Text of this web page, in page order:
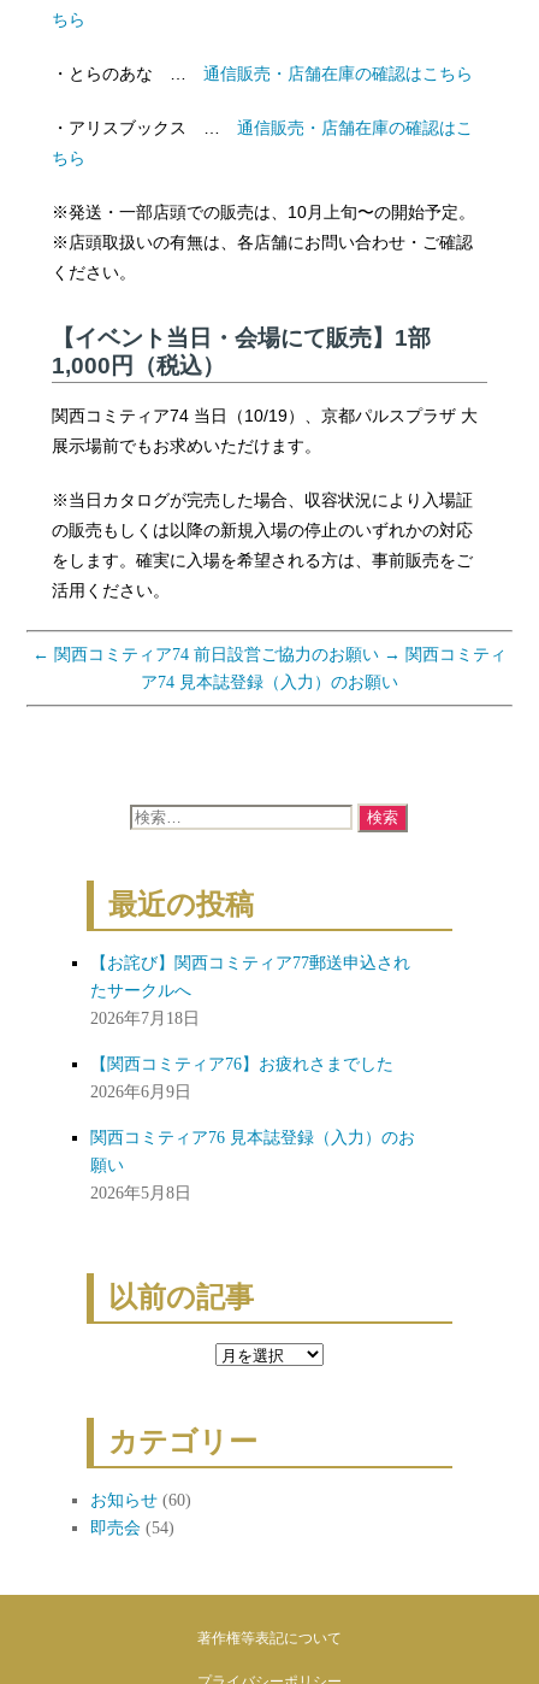
ちら
・とらのあな … 通信販売・店舗在庫の確認はこちら
・アリスブックス … 通信販売・店舗在庫の確認はこ
ちら
※発送・一部店頭での販売は、10月上旬〜の開始予定。
※店頭取扱いの有無は、各店舗にお問い合わせ・ご確認
ください。
【イベント当日・会場にて販売】 1部
1,000円（税込）
関西コミティア74 当日（10/19）、京都パルスプラザ 大
展示場前でもお求めいただけます。
※当日カタログが完売した場合、収容状況により入場証
の販売もしくは以降の新規入場の停止のいずれかの対応
をします。確実に入場を希望される方は、事前販売をご
活用ください。
← 関西コミティア74 前日設営ご協力のお願い → 関西コミティ
ア74 見本誌登録（入力）のお願い
検
象:
最近の投稿
【お詫び】関西コミティア77郵送申込され
たサークルへ
2026年7月18日
【関西コミティア76】お疲れさまでした
2026年6月9日
関西コミティア76 見本誌登録（入力）のお
願い
2026年5月8日
以前の記事
以
記
事
カテゴリー
お知らせ(60)
即売会(54)
著作権等表記について